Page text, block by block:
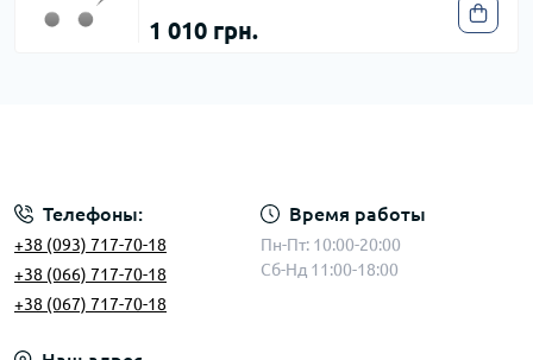
1 010 грн.
Телефоны:
+38 (093) 717-70-18
+38 (066) 717-70-18
+38 (067) 717-70-18
Время работы
Пн-Пт: 10:00-20:00
Сб-Нд 11:00-18:00